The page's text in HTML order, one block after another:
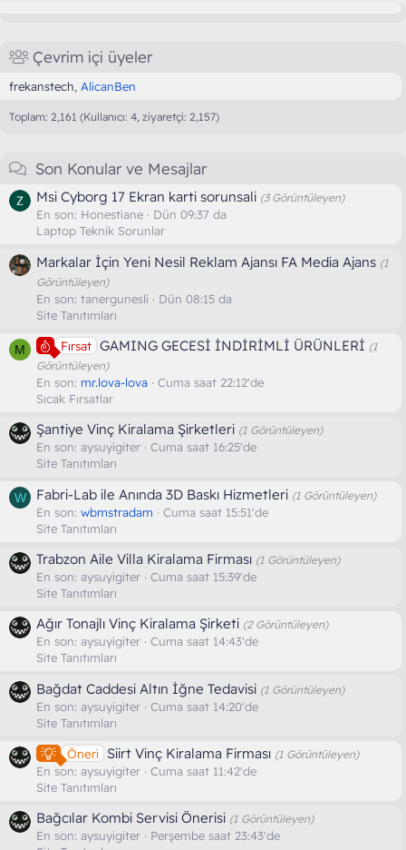
Çevrim içi üyeler
frekanstech AlicanBen
Toplam: 2,161 (Kullanıcı: 4, ziyaretçi: 2,157)
Son Konular ve Mesajlar
Msi Cyborg 17 Ekran karti sorunsali (3 Görüntüleyen)
En son: Honestiane
Dün 09:37 da
Laptop Teknik Sorunlar
Markalar İçin Yeni Nesil Reklam Ajansı FA Media Ajans (1
Görüntüleyen)
En son: tanergunesli
Dün 08:15 da
Site Tanıtımları
M Fırsat GAMING GECESİ İNDİRİMLİ ÜRÜNLERİ (1
Görüntüleyen)
En son: mr.lova-lova
Cuma saat 22:12'de
Sıcak Fırsatlar
Şantiye Vinç Kiralama Şirketleri (1 Görüntüleyen)
En son: aysuyigiter
Cuma saat 16:25'de
Site Tanıtımları
W Fabri-Lab ile Anında 3D Baskı Hizmetleri (1 Görüntüleyen)
En son: wbmstradam
Cuma saat 15:51'de
Site Tanıtımları
Trabzon Aile Villa Kiralama Firması (1 Görüntüleyen)
En son: aysuyigiter
Cuma saat 15:39'de
Site Tanıtımları
Ağır Tonajlı Vinç Kiralama Şirketi (2 Görüntüleyen)
En son: aysuyigiter
Cuma saat 14:43'de
Site Tanıtımları
Bağdat Caddesi Altın İğne Tedavisi (1 Görüntüleyen)
En son: aysuyigiter
Cuma saat 14:20'de
Site Tanıtımları
Öneri Siirt Vinç Kiralama Firması (1 Görüntüleyen)
En son: aysuyigiter
Cuma saat 11:42'de
Site Tanıtımları
Bağcılar Kombi Servisi Önerisi (1 Görüntüleyen)
En son: aysuyigiter
Perşembe saat 23:43'de